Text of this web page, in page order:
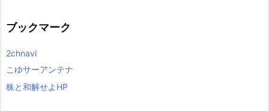
o
y
ブックマーク
2chnavi
こゆサーアンテナ
株と和解せよHP